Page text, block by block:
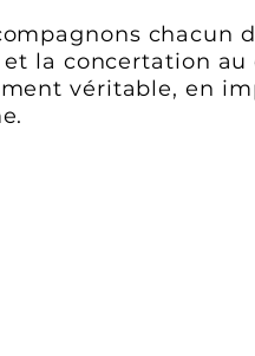
chacun
la concertation
véritable, en